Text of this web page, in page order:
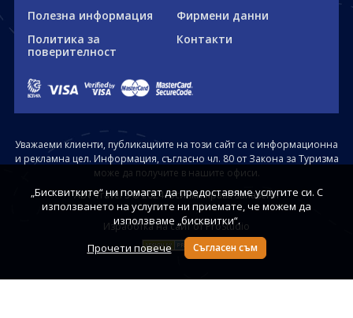
Полезна информация
Фирмени данни
Политика за
поверителност
Контакти
Уважаеми клиенти, публикациите на този сайт са с информационна
и рекламна цел. Информация, съгласно чл. 80 от Закона за Туризма
може да получите в нашите офиси.
ABV Travel's © 2024. Всички права запазени
Изработка на сайт от ProStudio
„Бисквитките“ ни помагат да предоставяме услугите си. С
използването на услугите ни приемате, че можем да
използваме „бисквитки“.
Прочети повече
Съгласен съм